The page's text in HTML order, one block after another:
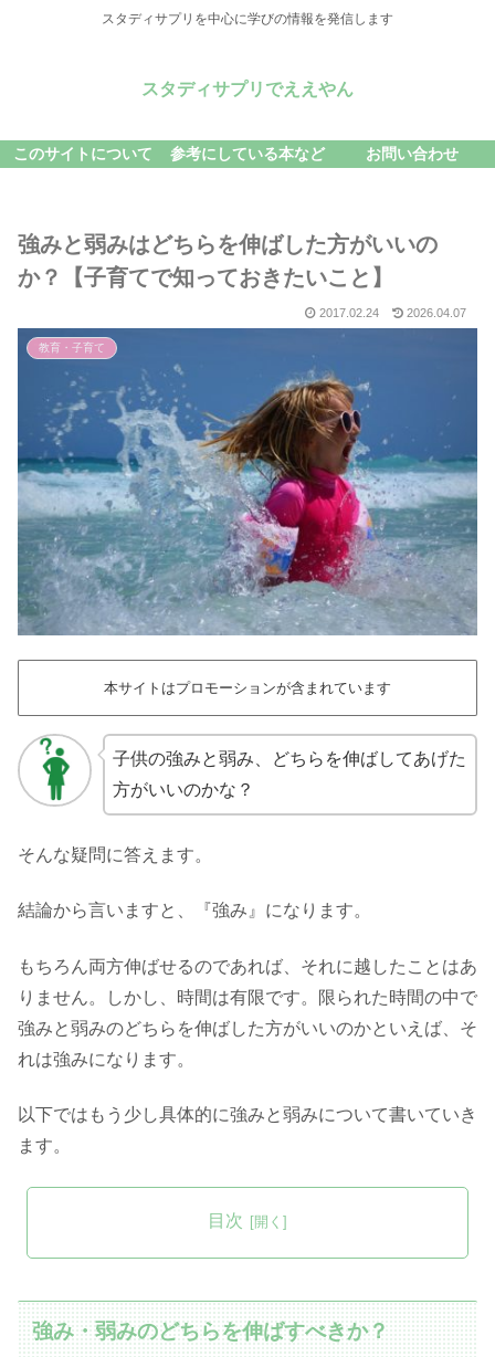
スタディサプリを中心に学びの情報を発信します
スタディサプリでええやん
このサイトについて 参考にしている本など お問い合わせ
強みと弱みはどちらを伸ばした方がいいの
か？【子育てで知っておきたいこと】
2017.02.24 2026.04.07
教育・子育て
本サイトはプロモーションが含まれています
子供の強みと弱み、どちらを伸ばしてあげた
方がいいのかな？
そんな疑問に答えます。
結論から言いますと、『強み』になります。
もちろん両方伸ばせるのであれば、それに越したことはあ
りません。しかし、時間は有限です。限られた時間の中で
強みと弱みのどちらを伸ばした方がいいのかといえば、そ
れは強みになります。
以下ではもう少し具体的に強みと弱みについて書いていき
ます。
目次
強み・弱みのどちらを伸ばすべきか？